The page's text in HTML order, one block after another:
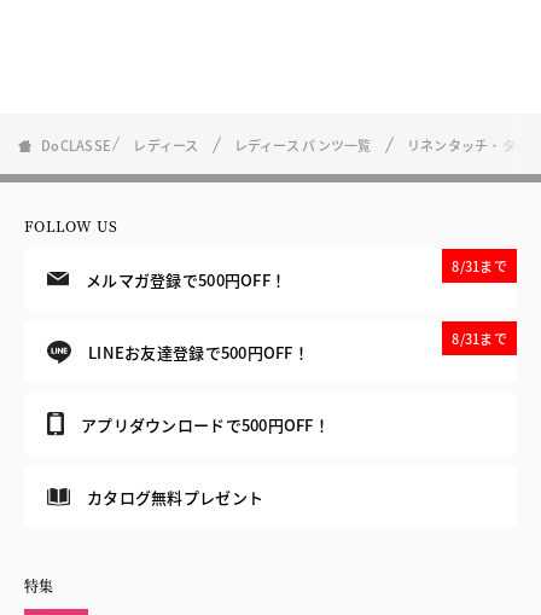
DoCLASSE レディース レディース パンツ一覧 リネンタッチ・タッ
FOLLOW US
メルマガ登録で500円OFF！
8/31まで
LINEお友達登録で500円OFF！
8/31まで
アプリダウンロードで500円OFF！
カタログ無料プレゼント
特集